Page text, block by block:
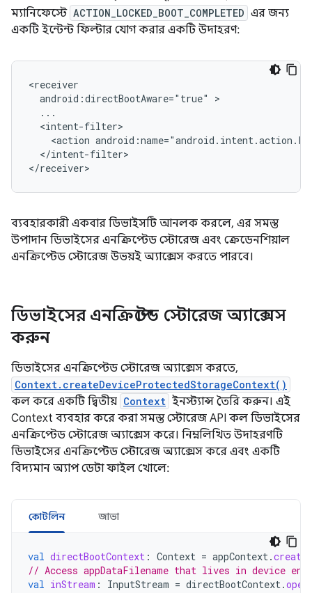
ম্যানিফেস্টে ACTION_LOCKED_BOOT_COMPLETED এর জন্য
একটি ইন্টেন্ট ফিল্টার যোগ করার একটি উদাহরণ:
android:directBootAware="true"
<action
</intent-filter>
</receiver>
ব্যবহারকারী একবার ডিভাইসটি আনলক করলে, এর সমস্ত
উপাদান ডিভাইসের এনক্রিপ্টেড স্টোরেজ এবং ক্রেডেনশিয়াল
এনক্রিপ্টেড স্টোরেজ উভয়ই অ্যাক্সেস করতে পারবে।
ডিভাইসের এনক্রিপ্টেড স্টোরেজ অ্যাক্সেস
করুন
ডিভাইসের এনক্রিপ্টেড স্টোরেজ অ্যাক্সেস করতে,
Context.createDeviceProtectedStorageContext()
কল করে একটি দ্বিতীয় Context ইনস্ট্যান্স তৈরি করুন। এই
Context ব্যবহার করে করা সমস্ত স্টোরেজ API কল ডিভাইসের
এনক্রিপ্টেড স্টোরেজ অ্যাক্সেস করে। নিম্নলিখিত উদাহরণটি
ডিভাইসের এনক্রিপ্টেড স্টোরেজ অ্যাক্সেস করে এবং একটি
বিদ্যমান অ্যাপ ডেটা ফাইল খোলে:
কোটলিন জাভা
val directBootContext : Context = appContext.
// Access appDataFilename that lives in device
val inStream : InputStream = directBootContext.